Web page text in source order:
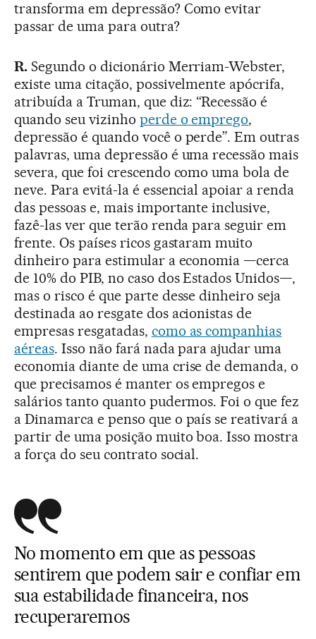
transforma em depressão? Como evitar
passar de uma para outra?
R. Segundo o dicionário Merriam-Webster,
existe uma citação, possivelmente apócrifa,
atribuída a Truman, que diz: “Recessão é
quando seu vizinho perde o emprego,
depressão é quando você o perde”. Em outras
palavras, uma depressão é uma recessão mais
severa, que foi crescendo como uma bola de
neve. Para evitá-la é essencial apoiar a renda
das pessoas e, mais importante inclusive,
fazê-las ver que terão renda para seguir em
frente. Os países ricos gastaram muito
dinheiro para estimular a economia —cerca
de 10% do PIB, no caso dos Estados Unidos—,
mas o risco é que parte desse dinheiro seja
destinada ao resgate dos acionistas de
empresas resgatadas, como as companhias
aéreas. Isso não fará nada para ajudar uma
economia diante de uma crise de demanda, o
que precisamos é manter os empregos e
salários tanto quanto pudermos. Foi o que fez
a Dinamarca e penso que o país se reativará a
partir de uma posição muito boa. Isso mostra
a força do seu contrato social.
No momento em que as pessoas
sentirem que podem sair e confiar em
sua estabilidade financeira, nos
recuperaremos